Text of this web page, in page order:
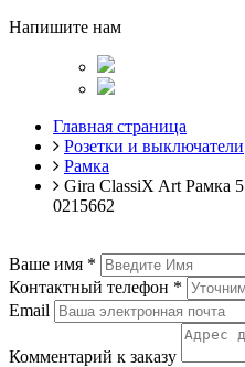
Напишите нам
Главная страница
Розетки и выключатели
Рамка
Gira ClassiX Art Рамка
0215662
Ваше имя *
Контактный телефон *
Email
Комментарий к заказу